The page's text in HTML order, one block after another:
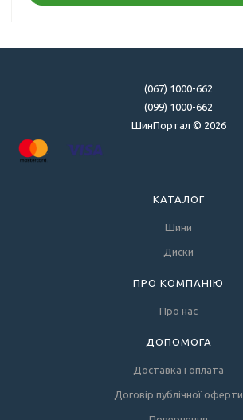
(067) 1000-662
(099) 1000-662
ШинПортал © 2026
КАТАЛОГ
Шини
Диски
ПРО КОМПАНІЮ
Про нас
ДОПОМОГА
Доставка і оплата
Договір публічної оферти